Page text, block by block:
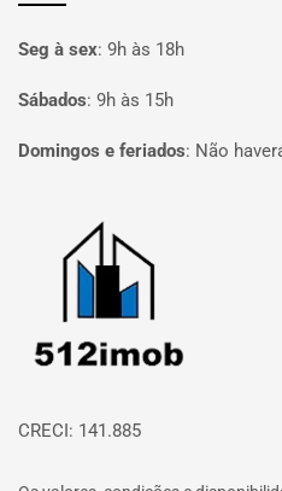
Seg à sex: 9h às 18h
Sábados: 9h às 15h
Domingos e feriados: Não
Página inicial
CRECI: 141.885